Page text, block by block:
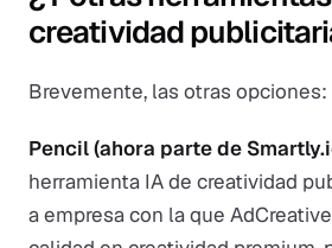
creatividad
Brevemente, las otras opciones:
Pencil (ahora parte de
herramienta IA de creatividad
a empresa con la que